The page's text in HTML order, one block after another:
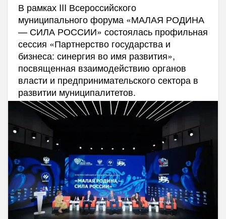
В рамках III Всероссийского
муниципального форума «МАЛАЯ РОДИНА
— СИЛА РОССИИ» состоялась профильная
сессия «Партнерство государства и
бизнеса: синергия во имя развития»,
посвященная взаимодействию органов
власти и предпринимательского сектора в
развитии муниципалитетов.